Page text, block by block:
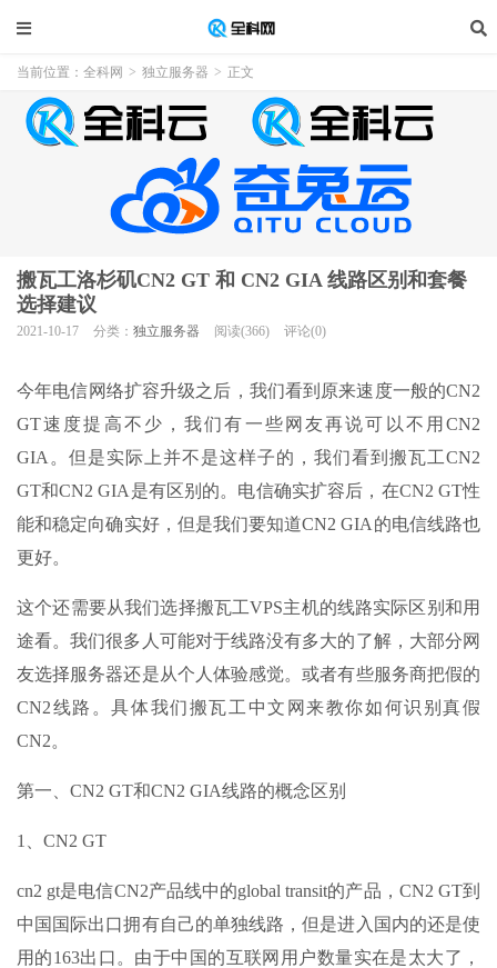
当前位置： 全科网 > 独立服务器 > 正文
搬瓦工洛杉矶CN2 GT 和 CN2 GIA 线路区别和套餐
选择建议
2021-10-17 分类： 独立服务器 阅读(366) 评论(0)
今年电信网络扩容升级之后，我们看到原来速度一般的CN2
GT速度提高不少，我们有一些网友再说可以不用CN2
GIA。但是实际上并不是这样子的，我们看到搬瓦工CN2
GT和CN2 GIA是有区别的。电信确实扩容后，在CN2 GT性
能和稳定向确实好，但是我们要知道CN2 GIA的电信线路也
更好。
这个还需要从我们选择搬瓦工VPS主机的线路实际区别和用
途看。我们很多人可能对于线路没有多大的了解，大部分网
友选择服务器还是从个人体验感觉。或者有些服务商把假的
CN2线路。具体我们搬瓦工中文网来教你如何识别真假
CN2。
第一、CN2 GT和CN2 GIA线路的概念区别
1、CN2 GT
cn2 gt是电信CN2产品线中的global transit的产品，CN2 GT到
中国国际出口拥有自己的单独线路，但是进入国内的还是使
用的163出口。由于中国的互联网用户数量实在是太大了，